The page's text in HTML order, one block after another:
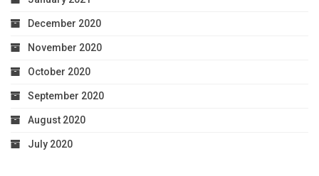
December 2020
November 2020
October 2020
September 2020
August 2020
July 2020